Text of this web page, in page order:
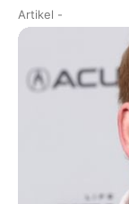
Artikel -